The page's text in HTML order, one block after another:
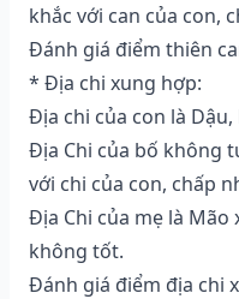
khắc với can của con,
Đánh giá điểm thiên
* Địa chi xung hợp:
Địa chi của con là
Địa Chi của bố không
với chi của con, chấp
Địa Chi của mẹ là Mão
không tốt.
Đánh giá điểm địa chi